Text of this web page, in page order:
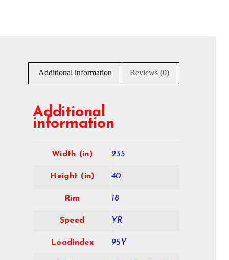
Additional information Reviews (0)
Additional
information
Width (in) 235
Height (in) 40
Rim 18
Speed YR
Loadindex 95Y